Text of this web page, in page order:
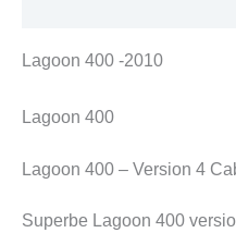
Lagoon 400 -2010
Lagoon 400
Lagoon 400 – Version 4
Superbe Lagoon 400